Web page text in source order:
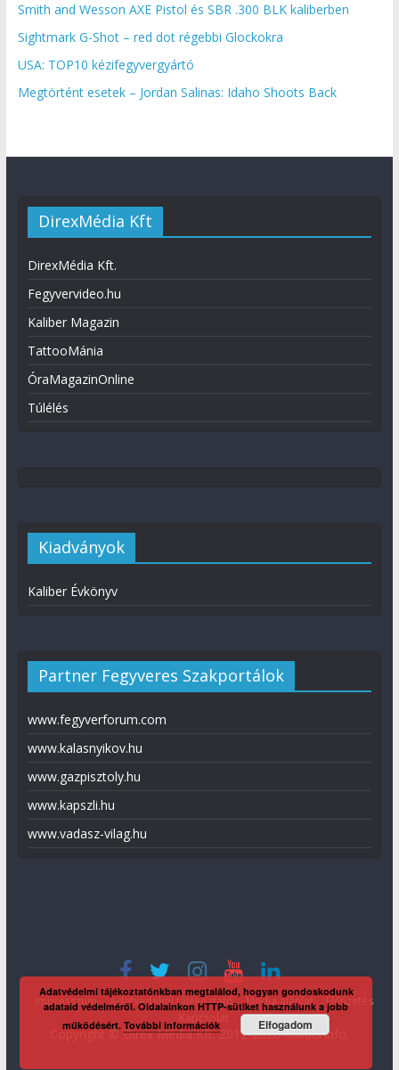
Smith and Wesson AXE Pistol és SBR .300 BLK kaliberben
Sightmark G-Shot – red dot régebbi Glockokra
USA: TOP10 kézifegyvergyártó
Megtörtént esetek – Jordan Salinas: Idaho Shoots Back
DirexMédia Kft
DirexMédia Kft.
Fegyvervideo.hu
Kaliber Magazin
TattooMánia
ÓraMagazinOnline
Túlélés
Kiadványok
Kaliber Évkönyv
Partner Fegyveres Szakportálok
www.fegyverforum.com
www.kalasnyikov.hu
www.gazpisztoly.hu
www.kapszli.hu
www.vadasz-vilag.hu
Impresszum Adatvédelmi tájékoztató Média ajánlat
Előfizetés
Copyright © Direx Média Kft. 2012-2026KaliberInfo
Adatvédelmi tájékoztatónkban megtalálod, hogyan gondoskodunk
adataid védelméről. Oldalainkon HTTP-sütiket használunk a jobb
működésért.További információk Elfogadom